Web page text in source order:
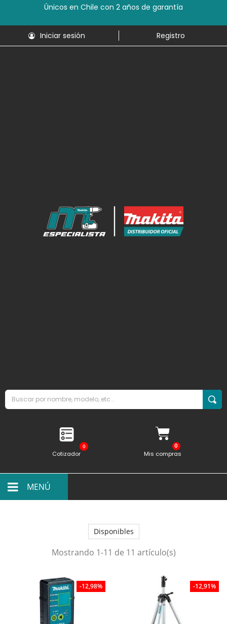
Únicos en Chile con 2 años de garantía
Iniciar sesión Registro
0
Cotizador Mis compras
MENÚ
Disponibles
Mostrando 1-11 de 11 artículo(s)
-12,98% -12,91%